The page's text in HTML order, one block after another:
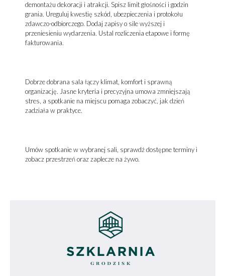
demontażu dekoracji i atrakcji. Spisz limit głośności i godzin
grania. Ureguluj kwestię szkód, ubezpieczenia i protokołu
zdawczo-odbiorczego. Dodaj zapisy o sile wyższej i
przeniesieniu wydarzenia. Ustal rozliczenia etapowe i formę
fakturowania.
Dobrze dobrana sala łączy klimat, komfort i sprawną
organizację. Jasne kryteria i precyzyjna umowa zmniejszają
stres, a spotkanie na miejscu pomaga zobaczyć, jak dzień
zadziała w praktyce.
Umów spotkanie w wybranej sali, sprawdź dostępne terminy i
zobacz przestrzeń oraz zaplecze na żywo.